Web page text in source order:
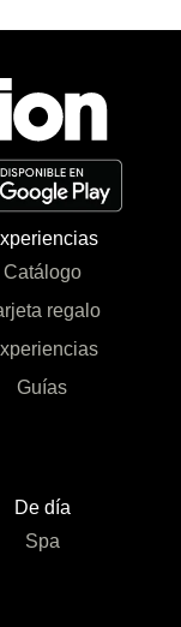
Catálogo
regalo
Guías
De día
Spa